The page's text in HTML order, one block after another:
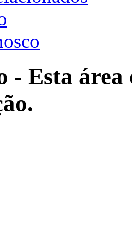
- Esta área